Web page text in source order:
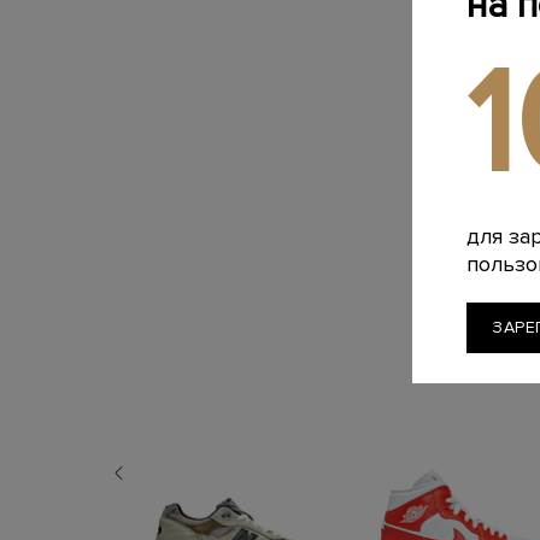
для